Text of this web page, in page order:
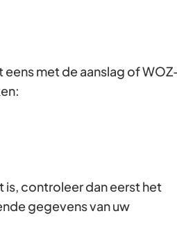
eens met de aanslag of
controleer dan eerst het
gegevens van uw